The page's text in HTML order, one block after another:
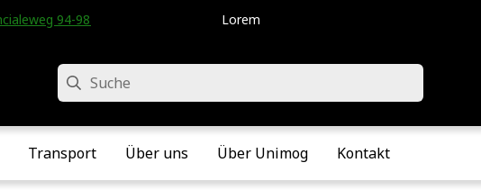
94-98 • Velddriel • Die Niederlande
Lorem
Suche
Transport Über uns Über Unimog Kontakt